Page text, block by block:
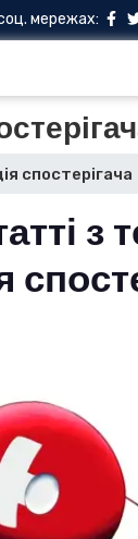
мережах:
спостерігача
з